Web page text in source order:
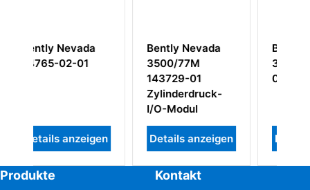
Bently Nevada
3500/77M
Details anzeigen
Bently Nevada
330854-080-24-
05
Details anzeigen
Produkte Kontakt